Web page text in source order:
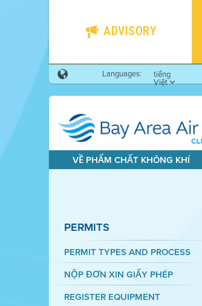
ADVISORY
Languages: tiếng
Việt
VỀ PHẨM CHẤT KHÔNG KHÍ
PERMITS
PERMIT TYPES AND PROCESS
NỘP ĐƠN XIN GIẤY PHÉP
REGISTER EQUIPMENT